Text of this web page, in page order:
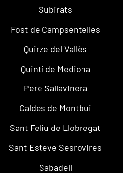
Subirats
Fost de Campsentelles
Quirze del Vallès
Quintí de Mediona
Pere Sallavinera
Caldes de Montbui
Sant Feliu de Llobregat
Sant Esteve Sesrovires
Sabadell